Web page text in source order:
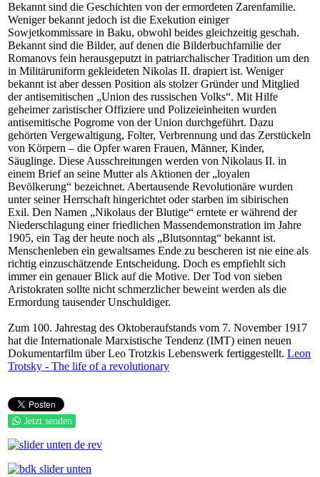
Bekannt sind die Geschichten von der ermordeten Zarenfamilie.
Weniger bekannt jedoch ist die Exekution einiger
Sowjetkommissare in Baku, obwohl beides gleichzeitig geschah.
Bekannt sind die Bilder, auf denen die Bilderbuchfamilie der
Romanovs fein herausgeputzt in patriarchalischer Tradition um den
in Militäruniform gekleideten Nikolas II. drapiert ist. Weniger
bekannt ist aber dessen Position als stolzer Gründer und Mitglied
der antisemitischen „Union des russischen Volks“. Mit Hilfe
geheimer zaristischer Offiziere und Polizeieinheiten wurden
antisemitische Pogrome von der Union durchgeführt. Dazu
gehörten Vergewaltigung, Folter, Verbrennung und das Zerstückeln
von Körpern – die Opfer waren Frauen, Männer, Kinder,
Säuglinge. Diese Ausschreitungen werden von Nikolaus II. in
einem Brief an seine Mutter als Aktionen der „loyalen
Bevölkerung“ bezeichnet. Abertausende Revolutionäre wurden
unter seiner Herrschaft hingerichtet oder starben im sibirischen
Exil. Den Namen „Nikolaus der Blutige“ erntete er während der
Niederschlagung einer friedlichen Massendemonstration im Jahre
1905, ein Tag der heute noch als „Blutsonntag“ bekannt ist.
Menschenleben ein gewaltsames Ende zu bescheren ist nie eine als
richtig einzuschätzende Entscheidung. Doch es empfiehlt sich
immer ein genauer Blick auf die Motive. Der Tod von sieben
Aristokraten sollte nicht schmerzlicher beweint werden als die
Ermordung tausender Unschuldiger.
Zum 100. Jahrestag des Oktoberaufstands vom 7. November 1917
hat die Internationale Marxistische Tendenz (IMT) einen neuen
Dokumentarfilm über Leo Trotzkis Lebenswerk fertiggestellt. Leon
Trotsky - The life of a revolutionary
Jetzt senden